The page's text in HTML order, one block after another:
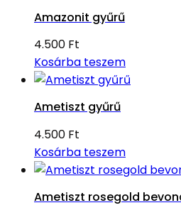
Amazonit gyűrű
4.500 Ft
Kosárba teszem
Ametiszt gyűrű
4.500 Ft
Kosárba teszem
Ametiszt rosegold